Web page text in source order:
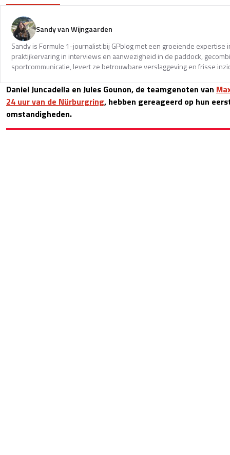
Sandy van Wijngaarden
Sandy is Formule 1-journalist bij GPblog met een groeiende expertise
praktijkervaring in interviews en aanwezigheid in de paddock,
sportcommunicatie, levert ze betrouwbare verslaggeving en frisse
Daniel Juncadella en Jules Gounon, de teamgenoten van
24 uur van de Nürburgring, hebben gereageerd op hun
omstandigheden.